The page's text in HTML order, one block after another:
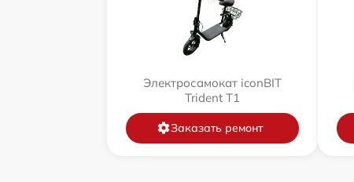
Электросамокат iconBIT
Trident T1
Заказать ремонт